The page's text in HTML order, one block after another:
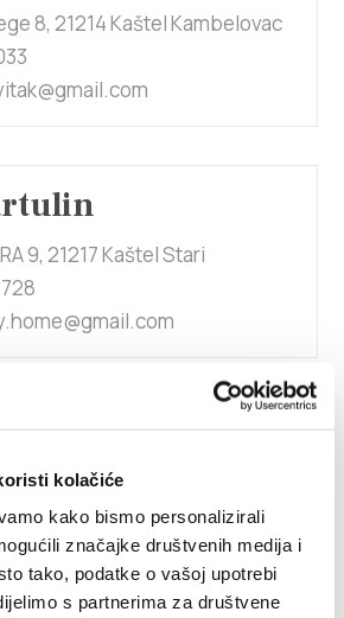
kolačiće
kako bismo personalizirali
značajke društvenih medija i
tako, podatke o vašoj upotrebi
s partnerima za društvene
8, 21214 Kaštel Kambelovac
9, 21217 Kaštel Stari
21217 Kaštel Stari
media.hr